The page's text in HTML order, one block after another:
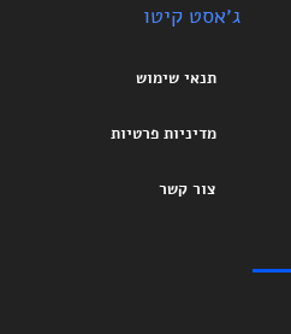
ג׳אסט קיטו
תנאי שימוש
מדיניות פרטיות
צור קשר